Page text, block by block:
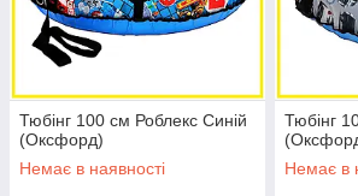
Тюбінг 100 см Роблекс Синій
(Оксфорд)
Немає в наявності
Тюбінг
Немає в